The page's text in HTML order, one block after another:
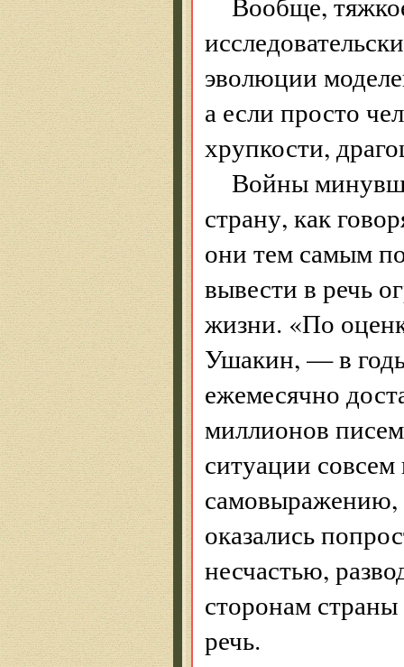
эволюции
а если просто
хрупкости,
Войны
страну, как
они тем самым
вывести в речь
жизни. «По
Ушакин, — в
ежемесячно
миллионов
ситуации
самовыражению,
оказались
несчастью,
сторонам
речь.